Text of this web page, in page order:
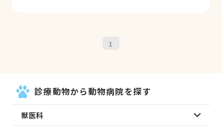
1
診療動物から動物病院を探す
獣医科